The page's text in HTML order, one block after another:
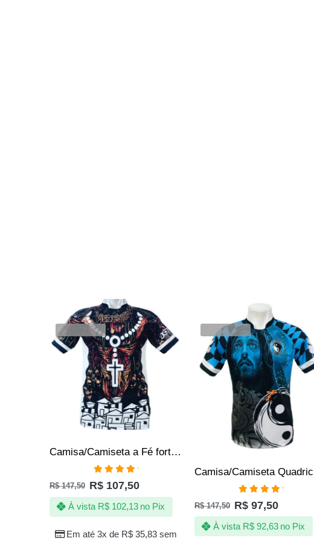
SALE
VENDIDOS
Camisa/Camiseta a Fé fortalece – Hip Hop – Rap
Avaliação
5.00de 5
R$147,50 R$ 107,50
Em até 3x de R$ 35,83 sem
À vista R$102,13 no Pix
VENDIDOS
Avaliação
5.00de 5
R$147,50 R$ 97,50
À vista R$92,63 no Pix